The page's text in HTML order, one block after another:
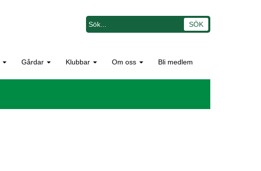
Gårdar Klubbar Om oss Bli medlem